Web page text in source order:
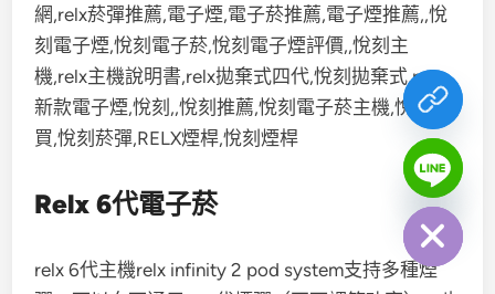
Relx 6代電子菸
relx 6代主機relx infinity 2 pod system支持多種煙
Hide
chaty